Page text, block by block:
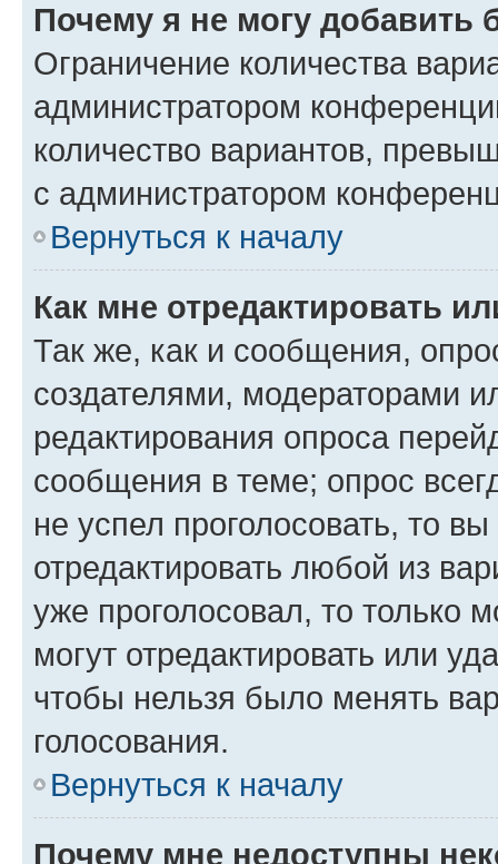
Почему я не могу добавить
Ограничение количества
администратором
количество вариантов,
с администратором
Вернуться к началу
Как мне отредактировать
Так же, как и сообщения,
создателями, модераторами
редактирования опроса
сообщения в теме; опрос
не успел проголосовать, то
отредактировать любой из
уже проголосовал, то только
могут отредактировать или
чтобы нельзя было менять
голосования.
Вернуться к началу
Почему мне недоступны